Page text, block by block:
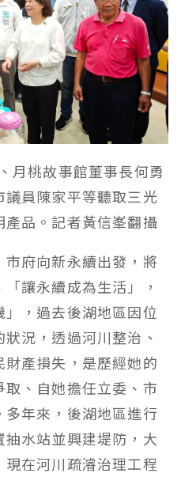
月桃故事館董事長何勇
員陳家平等聽取三光
品。記者黃信峯翻攝
府向新永續出發，將
「讓永續成為生活」，
，過去後湖地區因位
況，透過河川整治、
產損失，是歷經她的
、自她擔任立委、市
年來，後湖地區進行
水站並興建堤防，大
在河川疏濬治理工程